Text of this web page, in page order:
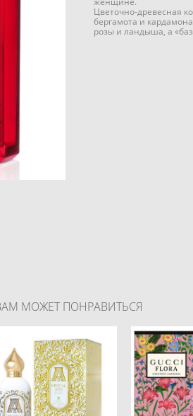
Цветочно-древесная
бергамота и
розы и ландыша, а
МОЖЕТ ПОНРАВИТЬСЯ